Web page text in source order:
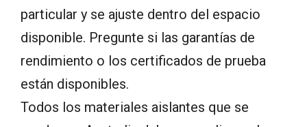
particular y se ajuste dentro del espacio
disponible. Pregunte si las garantías de
rendimiento o los certificados de prueba
están disponibles.
Todos los materiales aislantes que se